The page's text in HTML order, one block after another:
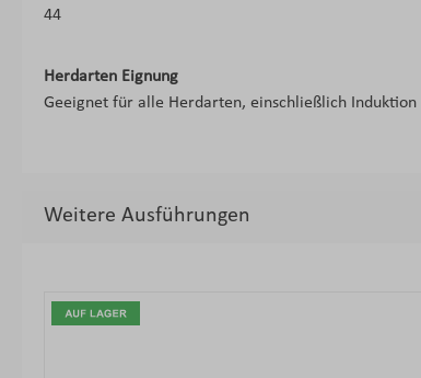
44
Herdarten Eignung
Geeignet für alle Herdarten, einschließlich Induktion
Weitere Ausführungen